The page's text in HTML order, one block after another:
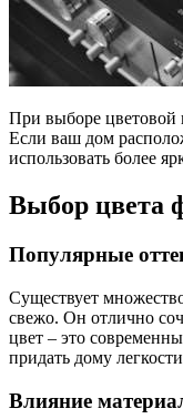
При выборе цветовой
Если ваш дом
использовать более
Выбор цвета
Популярные
Существует
свежо. Он отлично
цвет – это
придать дому
Влияние